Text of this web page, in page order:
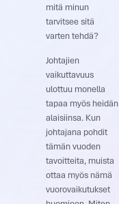
mitä minun
tarvitsee sitä
varten tehdä?
Johtajien
vaikuttavuus
ulottuu monella
tapaa myös heidän
alaisiinsa. Kun
johtajana pohdit
tämän vuoden
tavoitteita, muista
ottaa myös nämä
vuorovaikutukset